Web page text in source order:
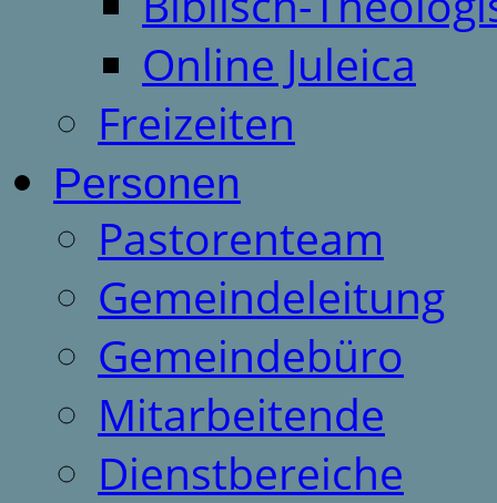
Online Juleica
Freizeiten
Personen
Pastorenteam
Gemeindeleitung
Gemeindebüro
Mitarbeitende
Dienstbereiche